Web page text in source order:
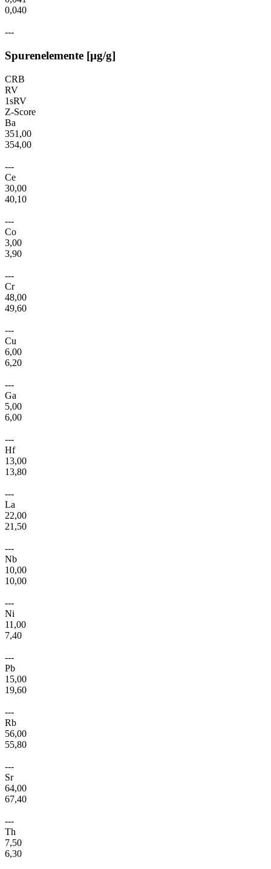
0,040
---
Spurenelemente [µg/g]
CRB
RV
1sRV
Z-Score
Ba
351,00
354,00
---
Ce
30,00
40,10
---
Co
3,00
3,90
---
Cr
48,00
49,60
---
Cu
6,00
6,20
---
Ga
5,00
6,00
---
Hf
13,00
13,80
---
La
22,00
21,50
---
Nb
10,00
10,00
---
Ni
11,00
7,40
---
Pb
15,00
19,60
---
Rb
56,00
55,80
---
Sr
64,00
67,40
---
Th
7,50
6,30